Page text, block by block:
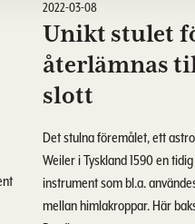
2022-03-08
Unikt stulet
återlämnas
slott
Det stulna föremålet, ett
Weiler i Tyskland 1590 en
instrument som bl.a.
mellan himlakroppar. Här